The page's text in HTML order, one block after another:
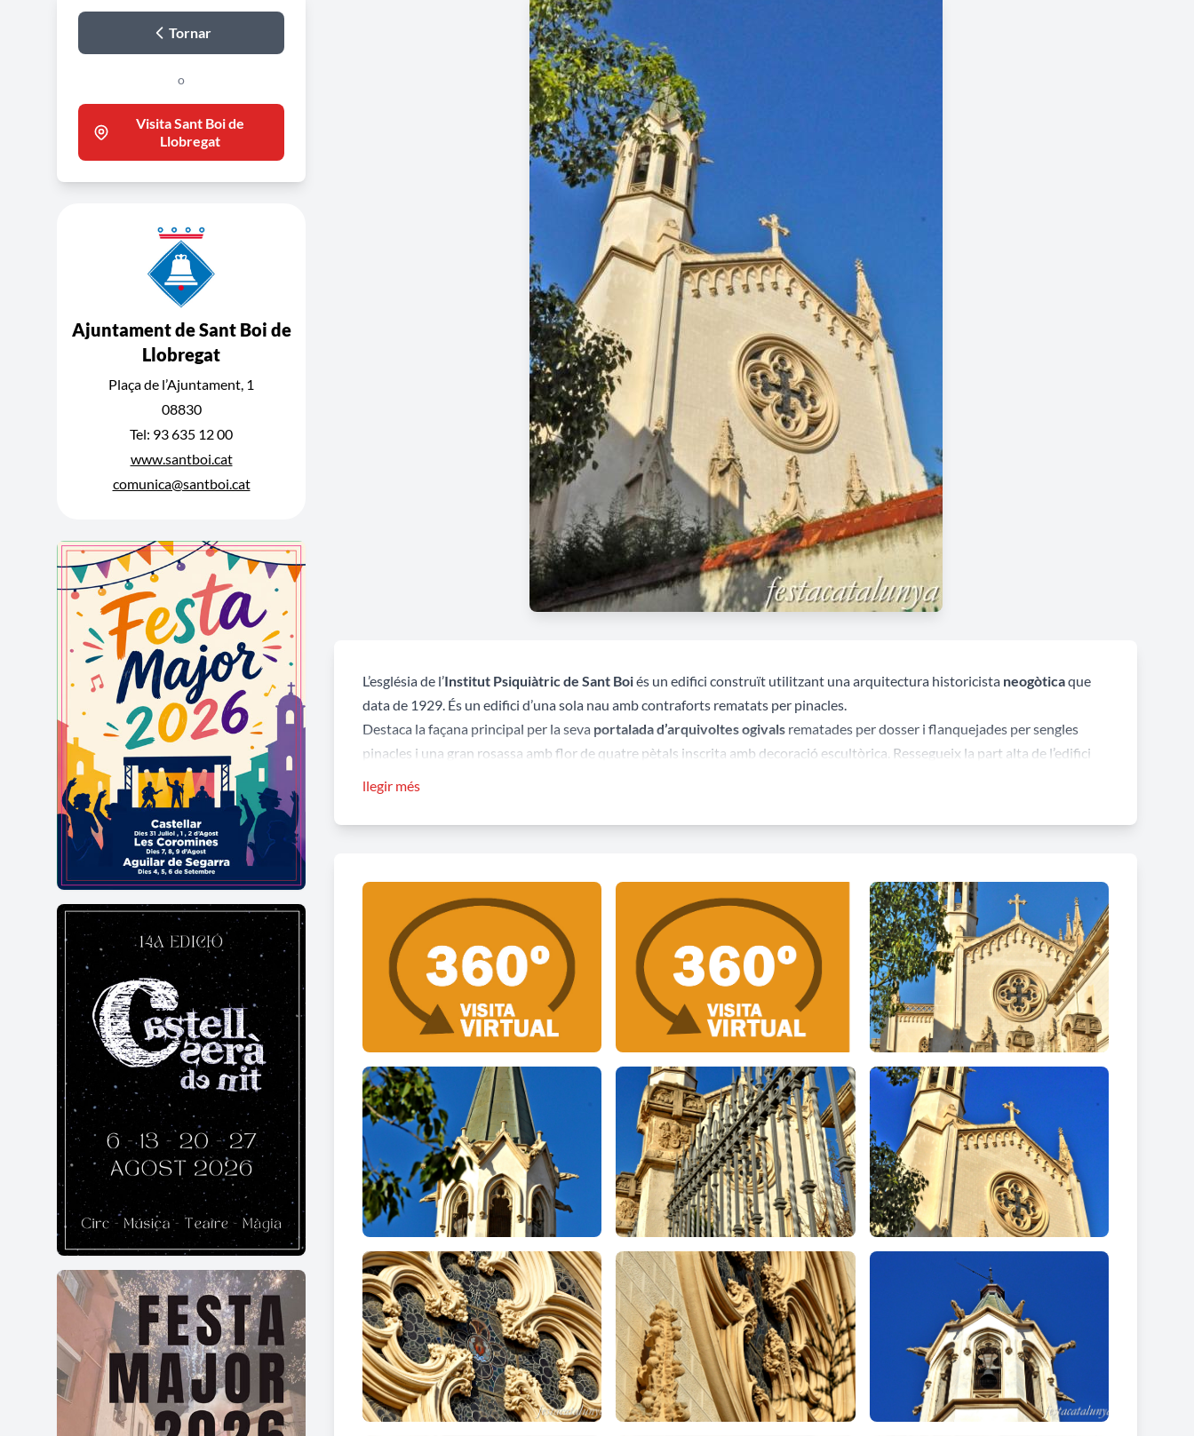
Tornar
o
Visita Sant Boi de
Llobregat
Ajuntament de Sant Boi de
Llobregat
Plaça de l’Ajuntament, 1
08830
Tel: 93 635 12 00
www.santboi.cat
comunica@santboi.cat
L’església de l’Institut Psiquiàtric de Sant Boiés un edifici construït utilitzant una arquitectura historicista neogòticaque
data de 1929. És un edifici d’una sola nau amb contraforts rematats per pinacles.
Destaca la façana principal per la seva portalada d’arquivoltes ogivals rematades per dosser i flanquejades per sengles
pinacles i una gran rosassa amb flor de quatre pètals inscrita amb decoració escultòrica. Ressegueix la part alta de l’edifici
una sèrie de gàrgoles. El campanar resta coronat per una coberta piramidal molt allargada.
llegir més